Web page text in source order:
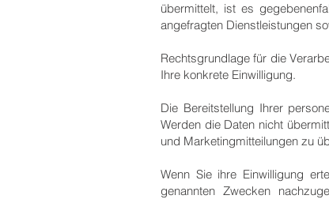
übermittelt, ist es
angefragten Dienstleistungen
Rechtsgrundlage für die
Ihre konkrete Einwilligung.
Die Bereitstellung Ihrer
Werden die Daten nicht
und Marketingmitteilungen zu
Wenn Sie ihre Einwilligung
genannten Zwecken